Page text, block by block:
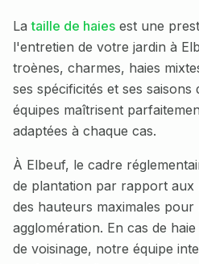
Lataille de haies est une
l'entretien de votre jardin à
troènes, charmes, haies
ses spécificités et ses saisons
équipes maîtrisent
adaptées à chaque cas.
À Elbeuf, le cadre
de plantation par rapport aux
des hauteurs maximales pour
agglomération. En cas de
de voisinage, notre équipe